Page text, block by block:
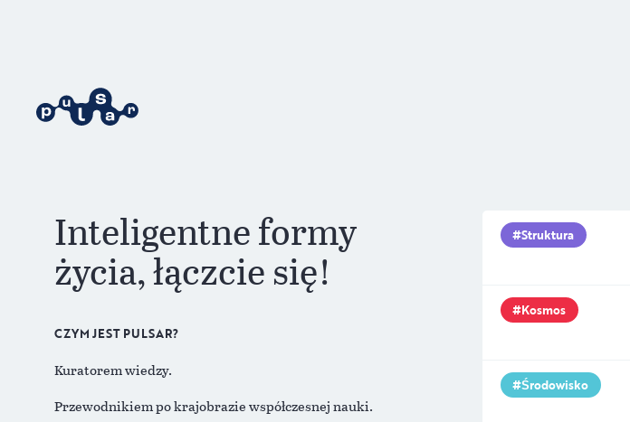
Inteligentne formy
życia, łączcie się!
CZYM JEST PULSAR?
Kuratorem wiedzy.
Przewodnikiem po krajobrazie współczesnej nauki.
Struktura
Kosmos
Środowisko